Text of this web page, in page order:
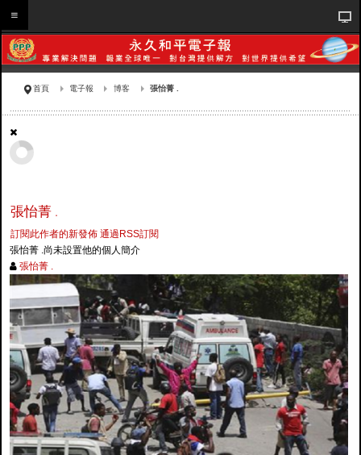
首頁 電子報 博客 張怡菁 .
張怡菁 .
訂閱此作者的新發佈 通過RSS訂閱
張怡菁 .尚未設置他的個人簡介
張怡菁 .